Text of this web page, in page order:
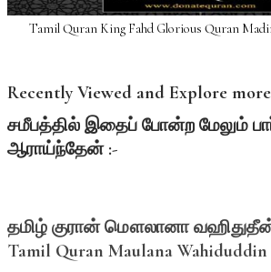
Tamil Quran King Fahd Glorious Quran
Recently Viewed and Explore
சமீபத்தில் இதைப் போன்ற மேலும்
ஆராய்ந்தேன் :-
தமிழ் குரான் மௌலானா
Tamil Quran Maulana Wahiduddin